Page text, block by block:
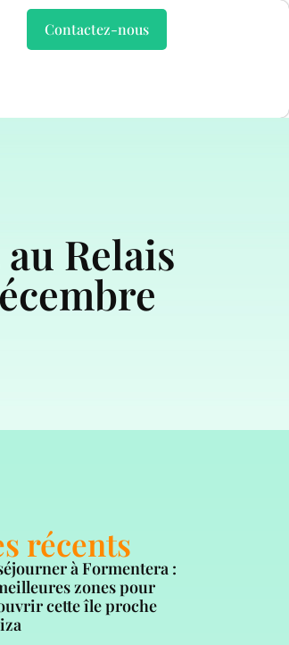
Contactez-nous
Relais
récents
à Formentera :
zones pour
cette île proche